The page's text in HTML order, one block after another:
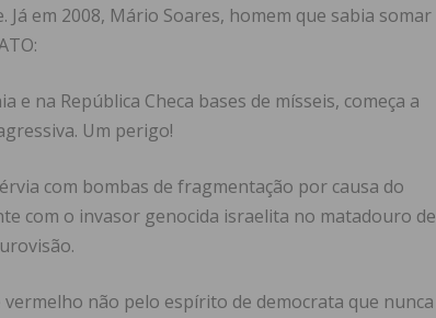
em 2008, Mário Soares, homem que sabia somar
e na República Checa bases de mísseis, começa a
Um perigo!
com bombas de fragmentação por causa do
com o invasor genocida israelita no matadouro de
não pelo espírito de democrata que nunca